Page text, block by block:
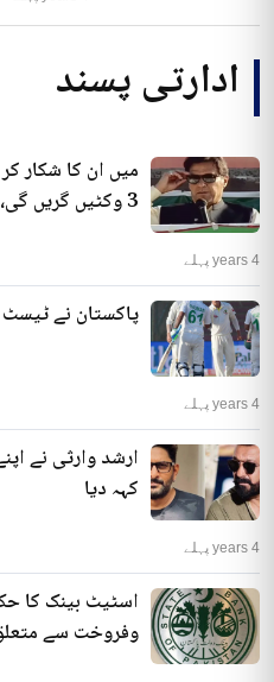
ادارتی پسند
میں ان کا شکار
3 وکٹیں گریں گی، عمران خان
4 years پہلے
پاکستان نے
4 years پہلے
ارشد وارثی نے
کہہ دیا
4 years پہلے
اسٹیٹ بینک کا
وفروخت سے